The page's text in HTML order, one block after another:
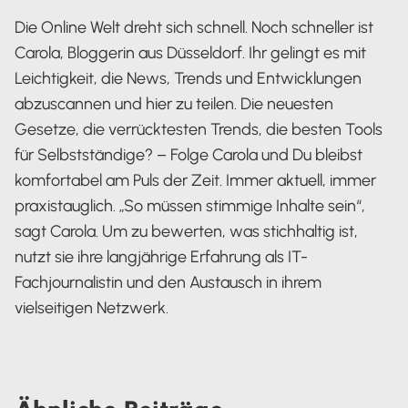
Die Online Welt dreht sich schnell. Noch schneller ist
Carola, Bloggerin aus Düsseldorf. Ihr gelingt es mit
Leichtigkeit, die News, Trends und Entwicklungen
abzuscannen und hier zu teilen. Die neuesten
Gesetze, die verrücktesten Trends, die besten Tools
für Selbstständige? – Folge Carola und Du bleibst
komfortabel am Puls der Zeit. Immer aktuell, immer
praxistauglich. „So müssen stimmige Inhalte sein“,
sagt Carola. Um zu bewerten, was stichhaltig ist,
nutzt sie ihre langjährige Erfahrung als IT-
Fachjournalistin und den Austausch in ihrem
vielseitigen Netzwerk.